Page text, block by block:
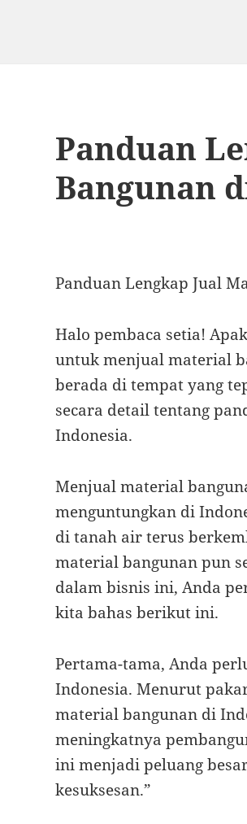
Panduan
Bangunan
Panduan Lengkap Jual
Halo pembaca setia!
untuk menjual material
berada di tempat yang
secara detail tentang
Indonesia.
Menjual material
menguntungkan di
di tanah air terus
material bangunan pun
dalam bisnis ini, Anda
kita bahas berikut ini.
Pertama-tama, Anda
Indonesia. Menurut
material bangunan di
meningkatnya
ini menjadi peluang
kesuksesan.”